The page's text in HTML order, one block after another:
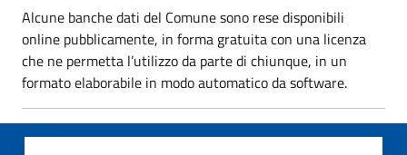
Alcune banche dati del Comune sono rese disponibili
online pubblicamente, in forma gratuita con una licenza
che ne permetta l’utilizzo da parte di chiunque, in un
formato elaborabile in modo automatico da software.